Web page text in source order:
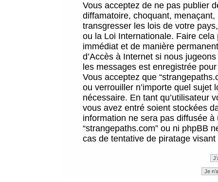
Vous acceptez de ne pas publier
diffamatoire, choquant,
transgresser les lois de votre
ou la Loi Internationale. Faire
immédiat et de manière
d’Accès à Internet si nous
les messages est enregistrée
Vous acceptez que
ou verrouiller n’importe quel sujet
nécessaire. En tant qu’utilisateur
vous avez entré soient stockées
information ne sera pas diffusée
“strangepaths.com” ou ni phpBB
cas de tentative de piratage